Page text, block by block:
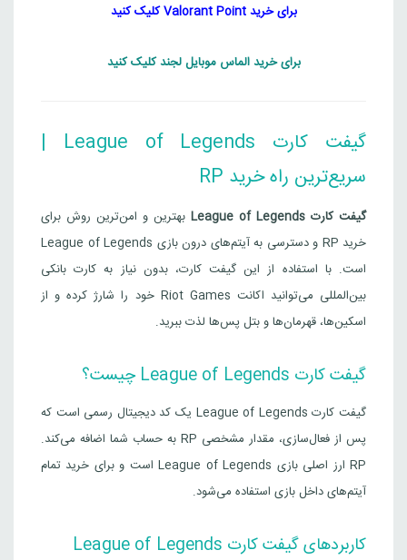
برای خرید Valorant Point کلیک کنید
برای خرید الماس موبایل لجند کلیک کنید
گیفت کارت League of Legends |
سریع‌ترین راه خرید RP
گیفت کارت League of Legends
بهترین و امن‌ترین روش برای
خرید RP و دسترسی به آیتم‌های درون بازی League of Legends
است. با استفاده از این گیفت کارت، بدون نیاز به کارت بانکی
بین‌المللی می‌توانید اکانت Riot Games خود را شارژ کرده و از
اسکین‌ها، قهرمان‌ها و بتل پس‌ها لذت ببرید.
گیفت کارت League of Legends چیست؟
گیفت کارت League of Legends یک کد دیجیتال رسمی است که
پس از فعال‌سازی، مقدار مشخصی RP به حساب شما اضافه می‌کند.
RP ارز اصلی بازی League of Legends است و برای خرید تمام
آیتم‌های داخل بازی استفاده می‌شود.
کاربردهای گیفت کارت League of Legends